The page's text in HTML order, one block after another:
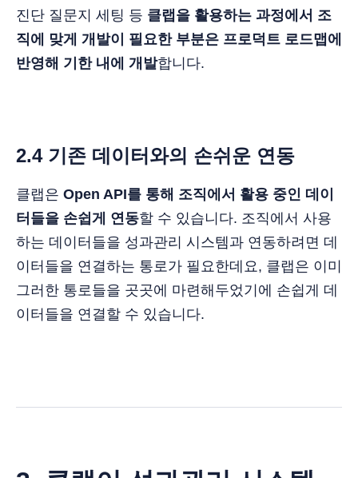
진단 질문지 세팅 등 클랩을 활용하는 과정에서 조
직에 맞게 개발이 필요한 부분은 프로덕트 로드맵에
반영해 기한 내에 개발합니다.
2.4 기존 데이터와의 손쉬운 연동
클랩은 Open API를 통해 조직에서 활용 중인 데이
터들을 손쉽게 연동할 수 있습니다. 조직에서 사용
하는 데이터들을 성과관리 시스템과 연동하려면 데
이터들을 연결하는 통로가 필요한데요, 클랩은 이미
그러한 통로들을 곳곳에 마련해두었기에 손쉽게 데
이터들을 연결할 수 있습니다.